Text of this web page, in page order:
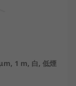
OM3、
ドまたは
既設配線
す。1 m, 白, 低煙